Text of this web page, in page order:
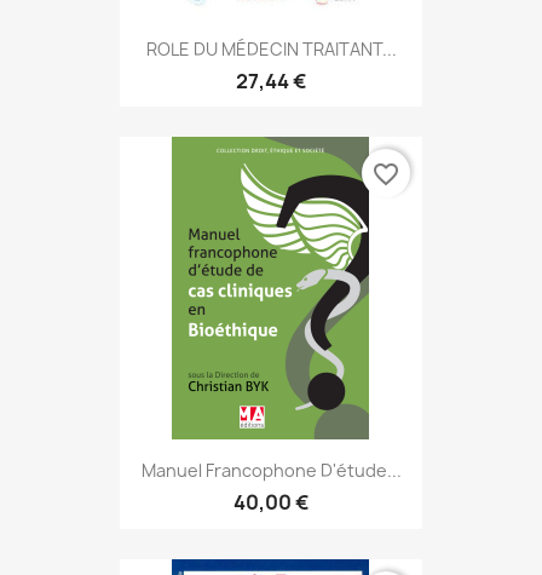
ROLE DU MÉDECIN TRAITANT...
27,44 €
Manuel Francophone D'étude...
40,00 €
favorite_border